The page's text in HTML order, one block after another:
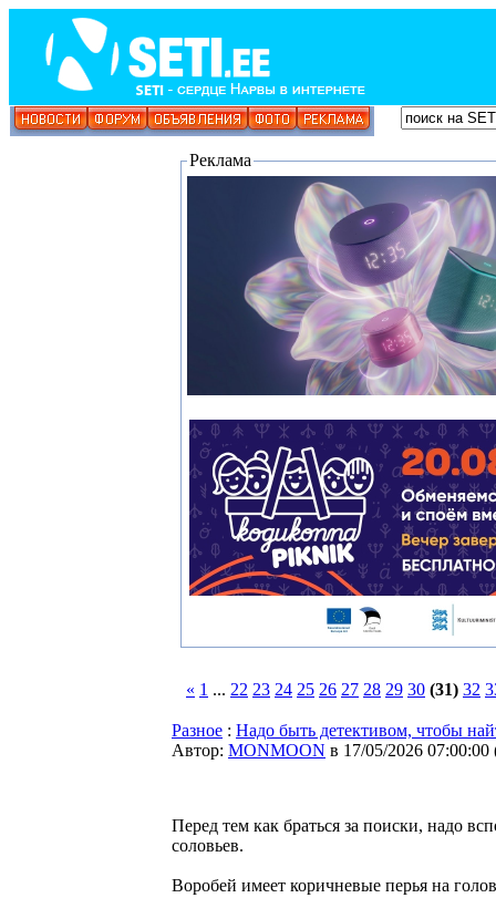
Реклама
« 1 ... 22 23 24 25 26 27 28 29 30 (31) 32
Разное : Надо быть детективом, чтобы
Автор: MONMOON в 17/05/2026 07:00:00
Перед тем как браться за поиски, надо
соловьев.
Воробей имеет коричневые перья на